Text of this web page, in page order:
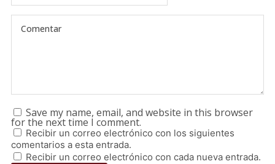
Save my name, email, and website in this browser
for the next time I comment.
Recibir un correo electrónico con los siguientes
comentarios a esta entrada.
Recibir un correo electrónico con cada nueva entrada.